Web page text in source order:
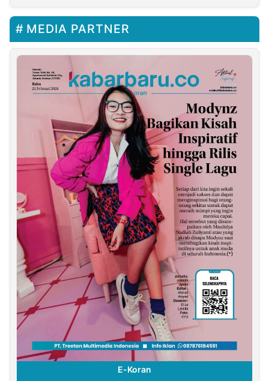
MEDIA PARTNER
E-Koran